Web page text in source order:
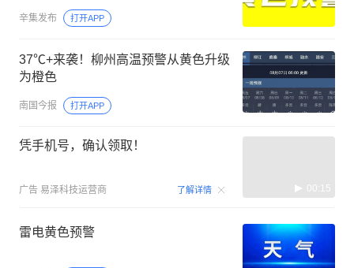
辛集发布 打开APP
37℃+来袭！柳州高温预警从黄色升级
为橙色
南国今报 打开APP
凭手机号，确认领取！
广告 易泽科技运营商 了解详情 00:15
雷电黄色预警